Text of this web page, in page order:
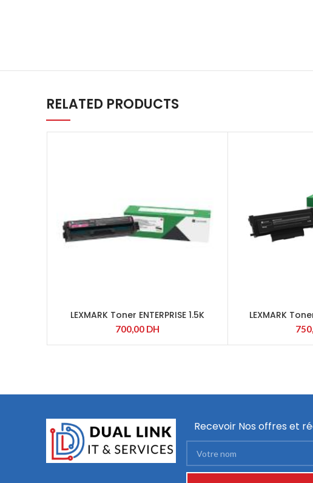
RELATED PRODUCTS
LEXMARK Toner ENTERPRISE 1.5K
MAGENTA RETURN
700,00 DH
LEXMARK
CRTG
Recevoir Nos offres et